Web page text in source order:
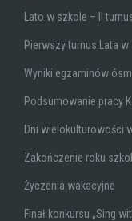
Lato w szkole – II
Pierwszy turnus Lata
Wyniki egzaminów
Podsumowanie pracy
Dni wielokulturowości
Zakończenie roku
Życzenia wakacyjne
Finał konkursu „Sing